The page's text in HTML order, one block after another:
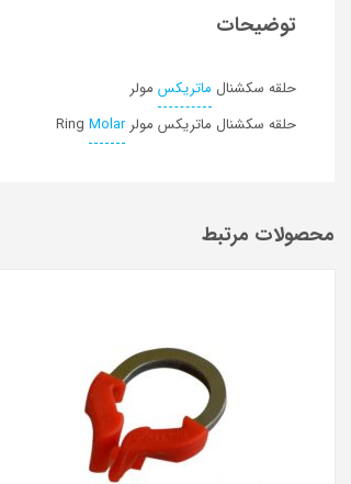
توضیحات
حلقه سکشنال ماتریکس مولر
حلقه سکشنال ماتریکس مولرMolar
محصولات مرتبط